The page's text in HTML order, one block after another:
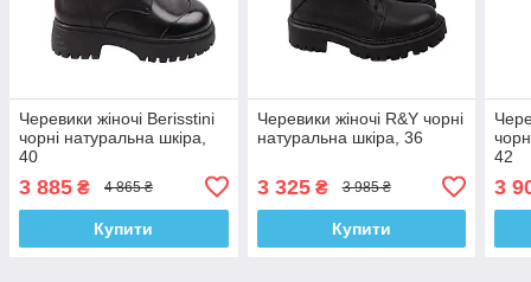
Черевики жіночі Berisstini
чорні натуральна шкіра,
40
3 885 ₴ 4 865 ₴
Купити
Черевики жіночі R&Y чорні
натуральна шкіра, 36
3 325₴ 3 985 ₴
Купити
42
3